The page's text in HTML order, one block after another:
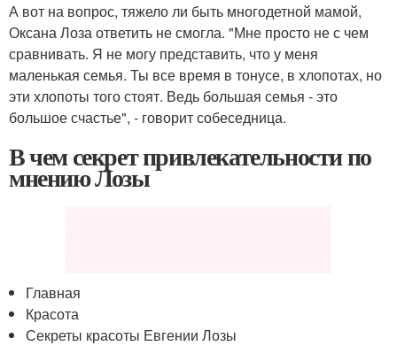
А вот на вопрос, тяжело ли быть многодетной мамой,
Оксана Лоза ответить не смогла. "Мне просто не с чем
сравнивать. Я не могу представить, что у меня
маленькая семья. Ты все время в тонусе, в хлопотах, но
эти хлопоты того стоят. Ведь большая семья - это
большое счастье", - говорит собеседница.
В чем секрет привлекательности по
мнению Лозы
Главная
Красота
Секреты красоты Евгении Лозы